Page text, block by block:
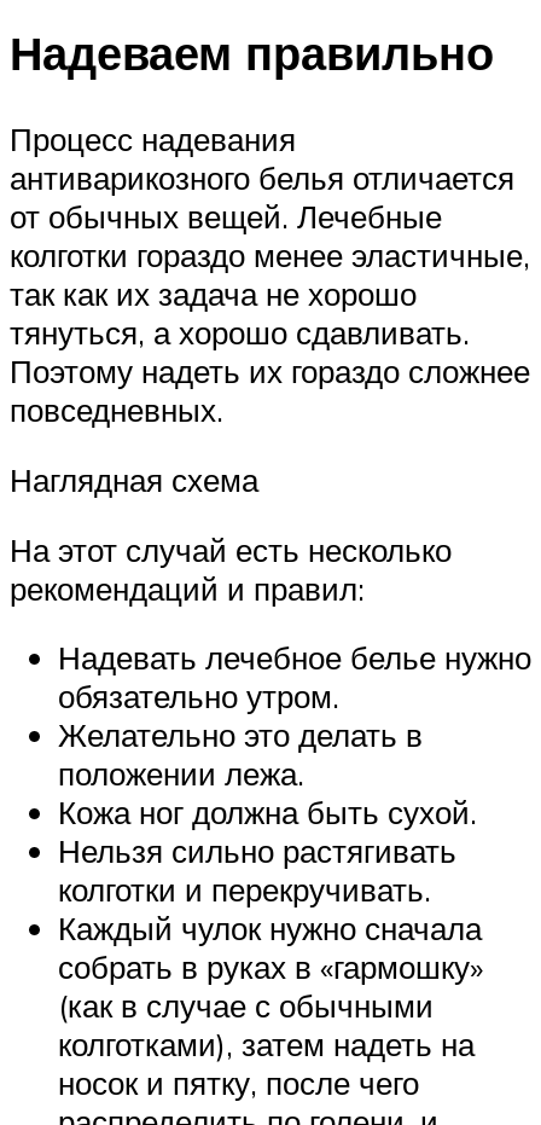
Надеваем правильно
Процесс надевания
антиварикозного белья отличается
от обычных вещей. Лечебные
колготки гораздо менее эластичные,
так как их задача не хорошо
тянуться, а хорошо сдавливать.
Поэтому надеть их гораздо сложнее
повседневных.
Наглядная схема
На этот случай есть несколько
рекомендаций и правил:
Надевать лечебное белье нужно
обязательно утром.
Желательно это делать в
положении лежа.
Кожа ног должна быть сухой.
Нельзя сильно растягивать
колготки и перекручивать.
Каждый чулок нужно сначала
собрать в руках в «гармошку»
(как в случае с обычными
колготками), затем надеть на
носок и пятку, после чего